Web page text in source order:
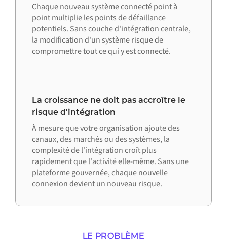
Chaque nouveau système connecté point à
point multiplie les points de défaillance
potentiels. Sans couche d'intégration centrale,
la modification d'un système risque de
compromettre tout ce qui y est connecté.
La croissance ne doit pas accroître le
risque d'intégration
À mesure que votre organisation ajoute des
canaux, des marchés ou des systèmes, la
complexité de l'intégration croît plus
rapidement que l'activité elle-même. Sans une
plateforme gouvernée, chaque nouvelle
connexion devient un nouveau risque.
LE PROBLÈME